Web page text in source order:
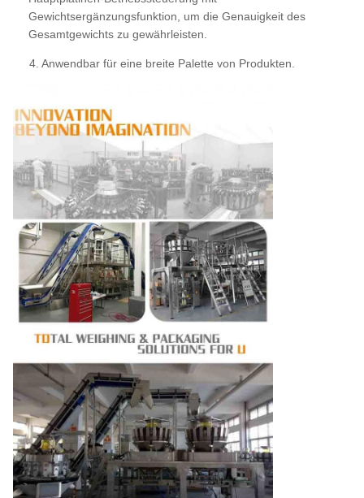
Gewichtsergänzungsfunktion, um die Genauigkeit des
Gesamtgewichts zu gewährleisten.
4. Anwendbar für eine breite Palette von Produkten.